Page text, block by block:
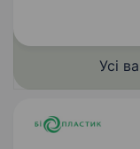
та працювати
Усі